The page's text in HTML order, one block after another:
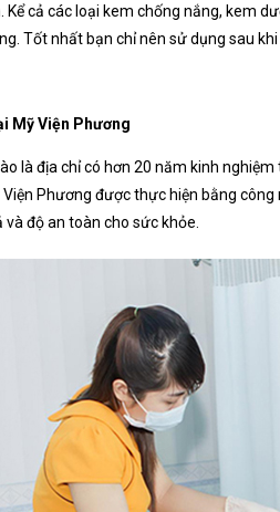
cả các loại kem chống nắng, kem
Tốt nhất bạn chỉ nên sử dụng sau
Mỹ Viện Phương
là địa chỉ có hơn 20 năm kinh
Phương được thực hiện bằng công
và độ an toàn cho sức khỏe.